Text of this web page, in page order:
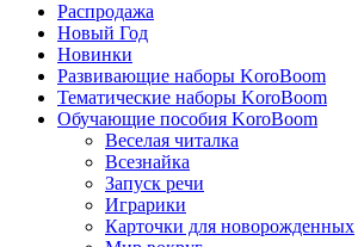
Распродажа
Новый Год
Новинки
Развивающие наборы KoroBoom
Тематические наборы KoroBoom
Обучающие пособия KoroBoom
Веселая читалка
Всезнайка
Запуск речи
Играрики
Карточки для новорожденных